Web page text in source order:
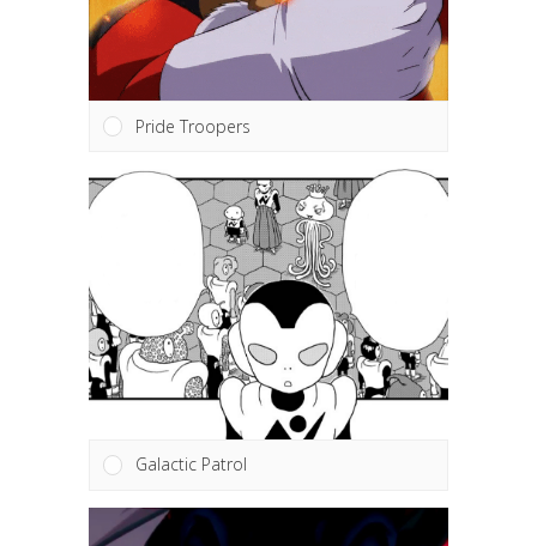
Pride Troopers
Galactic Patrol